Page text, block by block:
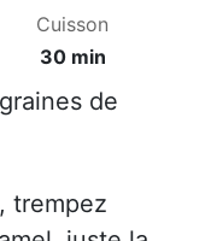
Cuisson
30 min
de
trempez